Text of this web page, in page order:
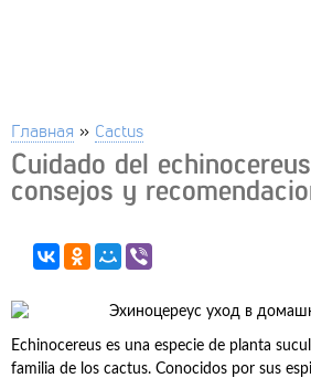
Главная » Cactus
Cuidado del
consejos y
Echinocereus es una especie de planta
familia de los cactus. Conocidos por sus